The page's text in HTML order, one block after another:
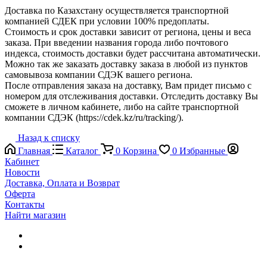
Доставка по Казахстану осуществляется транспортной
компанией СДЕК при условии 100% предоплаты.
Стоимость и срок доставки зависит от региона, цены и веса
заказа. При введении названия города либо почтового
индекса, стоимость доставки будет рассчитана автоматически.
Можно так же заказать доставку заказа в любой из пунктов
самовывоза компании СДЭК вашего региона.
После отправления заказа на доставку, Вам придет письмо с
номером для отслеживания доставки. Отследить доставку Вы
сможете в личном кабинете, либо на сайте транспортной
компании СДЭК (https://cdek.kz/ru/tracking/).
Назад к списку
Главная
Каталог 0 Корзина 0 Избранные
Кабинет
Новости
Доставка, Оплата и Возврат
Оферта
Контакты
Найти магазин